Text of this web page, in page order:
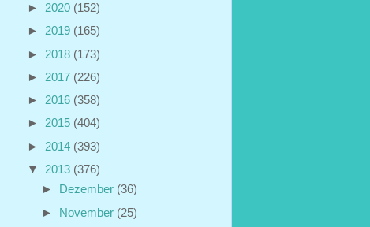
► 2020 (152)
► 2019 (165)
► 2018 (173)
► 2017 (226)
► 2016 (358)
► 2015 (404)
► 2014 (393)
▼ 2013 (376)
► Dezember (36)
► November (25)